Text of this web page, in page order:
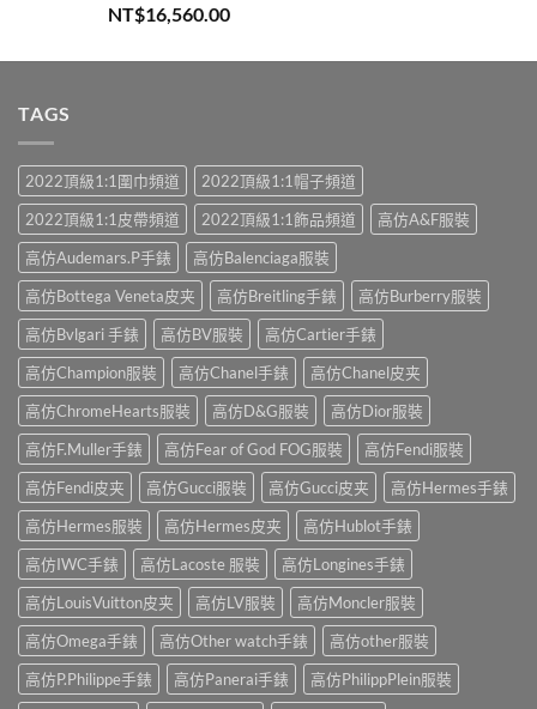
評分5.00
滿分 5
NT$16,560.00
TAGS
2022頂級1:1圍巾頻道
2022頂級1:1帽子頻道
2022頂級1:1皮帶頻道
2022頂級1:1飾品頻道
高仿A&F服裝
高仿Audemars.P手錶
高仿Balenciaga服裝
高仿Bottega Veneta皮夹
高仿Breitling手錶
高仿Burberry服裝
高仿Bvlgari 手錶
高仿BV服裝
高仿Cartier手錶
高仿Champion服裝
高仿Chanel手錶
高仿Chanel皮夹
高仿ChromeHearts服裝
高仿D&G服裝
高仿Dior服裝
高仿F.Muller手錶
高仿Fear of God FOG服裝
高仿Fendi服裝
高仿Fendi皮夹
高仿Gucci服裝 高仿Gucci皮夹
高仿Hermes手錶
高仿Hermes服裝
高仿Hermes皮夹
高仿Hublot手錶
高仿IWC手錶
高仿Lacoste 服裝
高仿Longines手錶
高仿LouisVuitton皮夹
高仿LV服裝
高仿Moncler服裝
高仿Omega手錶
高仿Other watch手錶
高仿other服裝
高仿P.Philippe手錶
高仿Panerai手錶
高仿PhilippPlein服裝